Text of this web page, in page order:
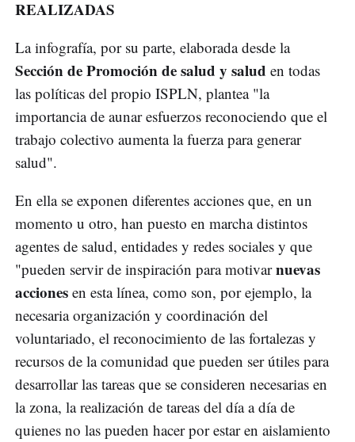
REALIZADAS
La infografía, por su parte, elaborada desde la
Sección de Promoción de salud y salud en todas
las políticas del propio ISPLN, plantea "la
importancia de aunar esfuerzos reconociendo que el
trabajo colectivo aumenta la fuerza para generar
salud".
En ella se exponen diferentes acciones que, en un
momento u otro, han puesto en marcha distintos
agentes de salud, entidades y redes sociales y que
"pueden servir de inspiración para motivarnuevas
acciones en esta línea, como son, por ejemplo, la
necesaria organización y coordinación del
voluntariado, el reconocimiento de las fortalezas y
recursos de la comunidad que pueden ser útiles para
desarrollar las tareas que se consideren necesarias en
la zona, la realización de tareas del día a día de
quienes no las pueden hacer por estar en aislamiento